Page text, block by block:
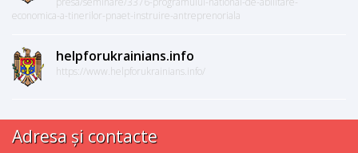
economica-a-tinerilor-pnaet-instruire-antreprenoriala
helpforukrainians.info
https://www.helpforukrainians.info/
Adresa și contacte